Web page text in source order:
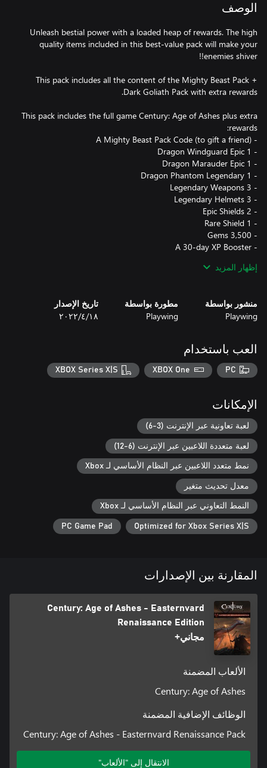
الوصف
Unleash bestial power with a loaded heap of rewards. The high
quality items included in this best-value pack will make your
This pack includes all the content of the Mighty Beast Pack +
This pack includes the full game Century: Age of Ashes plus extra
إظهار المزيد
منشور بواسطة
Playwing
مطورة بواسطة
Playwing
تاريخ الإصدار
١٨‏/٤‏/٢٠٢٢
العب باستخدام
PC
XBOX One
XBOX Series X|S
الإمكانات
لعبة تعاونية عبر الإنترنت (3-6)
لعبة متعددة اللاعبين عبر الإنترنت (6-12)
نمط متعدد اللاعبين عبر النظام الأساسي لـ Xbox
معدل تحديث متغير
النمط التعاوني عبر النظام الأساسي لـ Xbox
Optimized for Xbox Series X|S
PC Game Pad
المقارنة بين الإصدارات
Century: Age of Ashes - Easternvard
Renaissance Edition
مجاني+
الألعاب المضمنة
Century: Age of Ashes
الوظائف الإضافية المضمنة
Century: Age of Ashes - Easternvard Renaissance Pack
الانتقال إلى "الألعاب"